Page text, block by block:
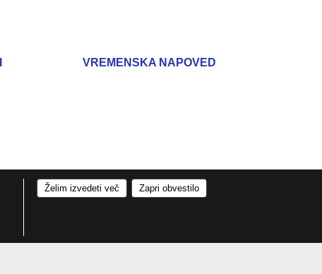
VREMENSKA NAPOVED
Želim izvedeti več Zapri obvestilo